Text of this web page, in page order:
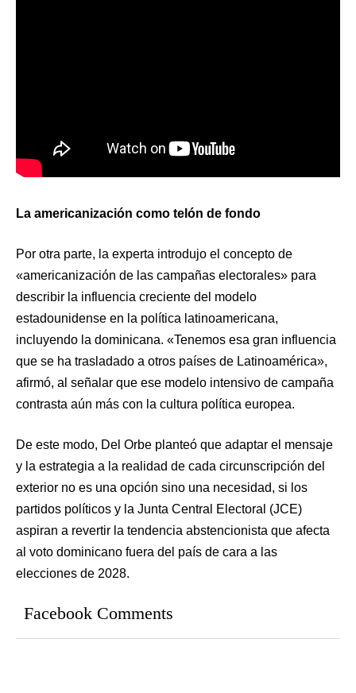
La americanización como telón de fondo
Por otra parte, la experta introdujo el concepto de
«americanización de las campañas electorales» para
describir la influencia creciente del modelo
estadounidense en la política latinoamericana,
incluyendo la dominicana. «Tenemos esa gran influencia
que se ha trasladado a otros países de Latinoamérica»,
afirmó, al señalar que ese modelo intensivo de campaña
contrasta aún más con la cultura política europea.
De este modo, Del Orbe planteó que adaptar el mensaje
y la estrategia a la realidad de cada circunscripción del
exterior no es una opción sino una necesidad, si los
partidos políticos y la Junta Central Electoral (JCE)
aspiran a revertir la tendencia abstencionista que afecta
al voto dominicano fuera del país de cara a las
elecciones de 2028.
Facebook Comments